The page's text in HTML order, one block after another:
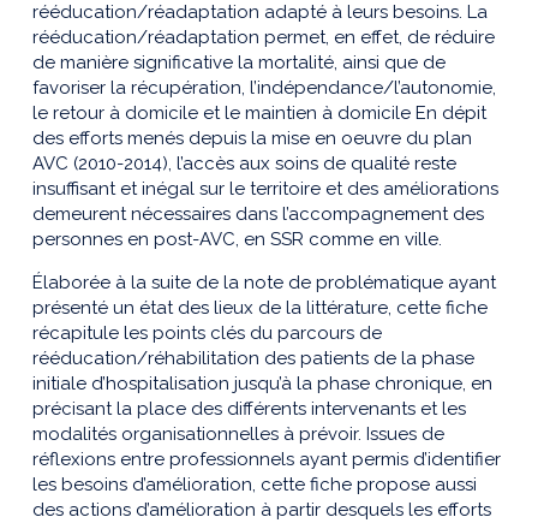
rééducation/réadaptation adapté à leurs besoins. La
rééducation/réadaptation permet, en effet, de réduire
de manière significative la mortalité, ainsi que de
favoriser la récupération, l’indépendance/l’autonomie,
le retour à domicile et le maintien à domicile En dépit
des efforts menés depuis la mise en oeuvre du plan
AVC (2010-2014), l’accès aux soins de qualité reste
insuffisant et inégal sur le territoire et des améliorations
demeurent nécessaires dans l’accompagnement des
per­sonnes en post-AVC, en SSR comme en ville.
Élaborée à la suite de la note de problématique ayant
présenté un état des lieux de la littérature, cette fiche
récapitule les points clés du parcours de
rééducation/réhabilitation des patients de la phase
initiale d’hospitalisation jusqu’à la phase chronique, en
précisant la place des différents intervenants et les
modalités organisationnelles à prévoir. Issues de
réflexions entre professionnels ayant permis d’identifier
les besoins d’amélioration, cette fiche propose aussi
des actions d’amélioration à partir desquels les efforts